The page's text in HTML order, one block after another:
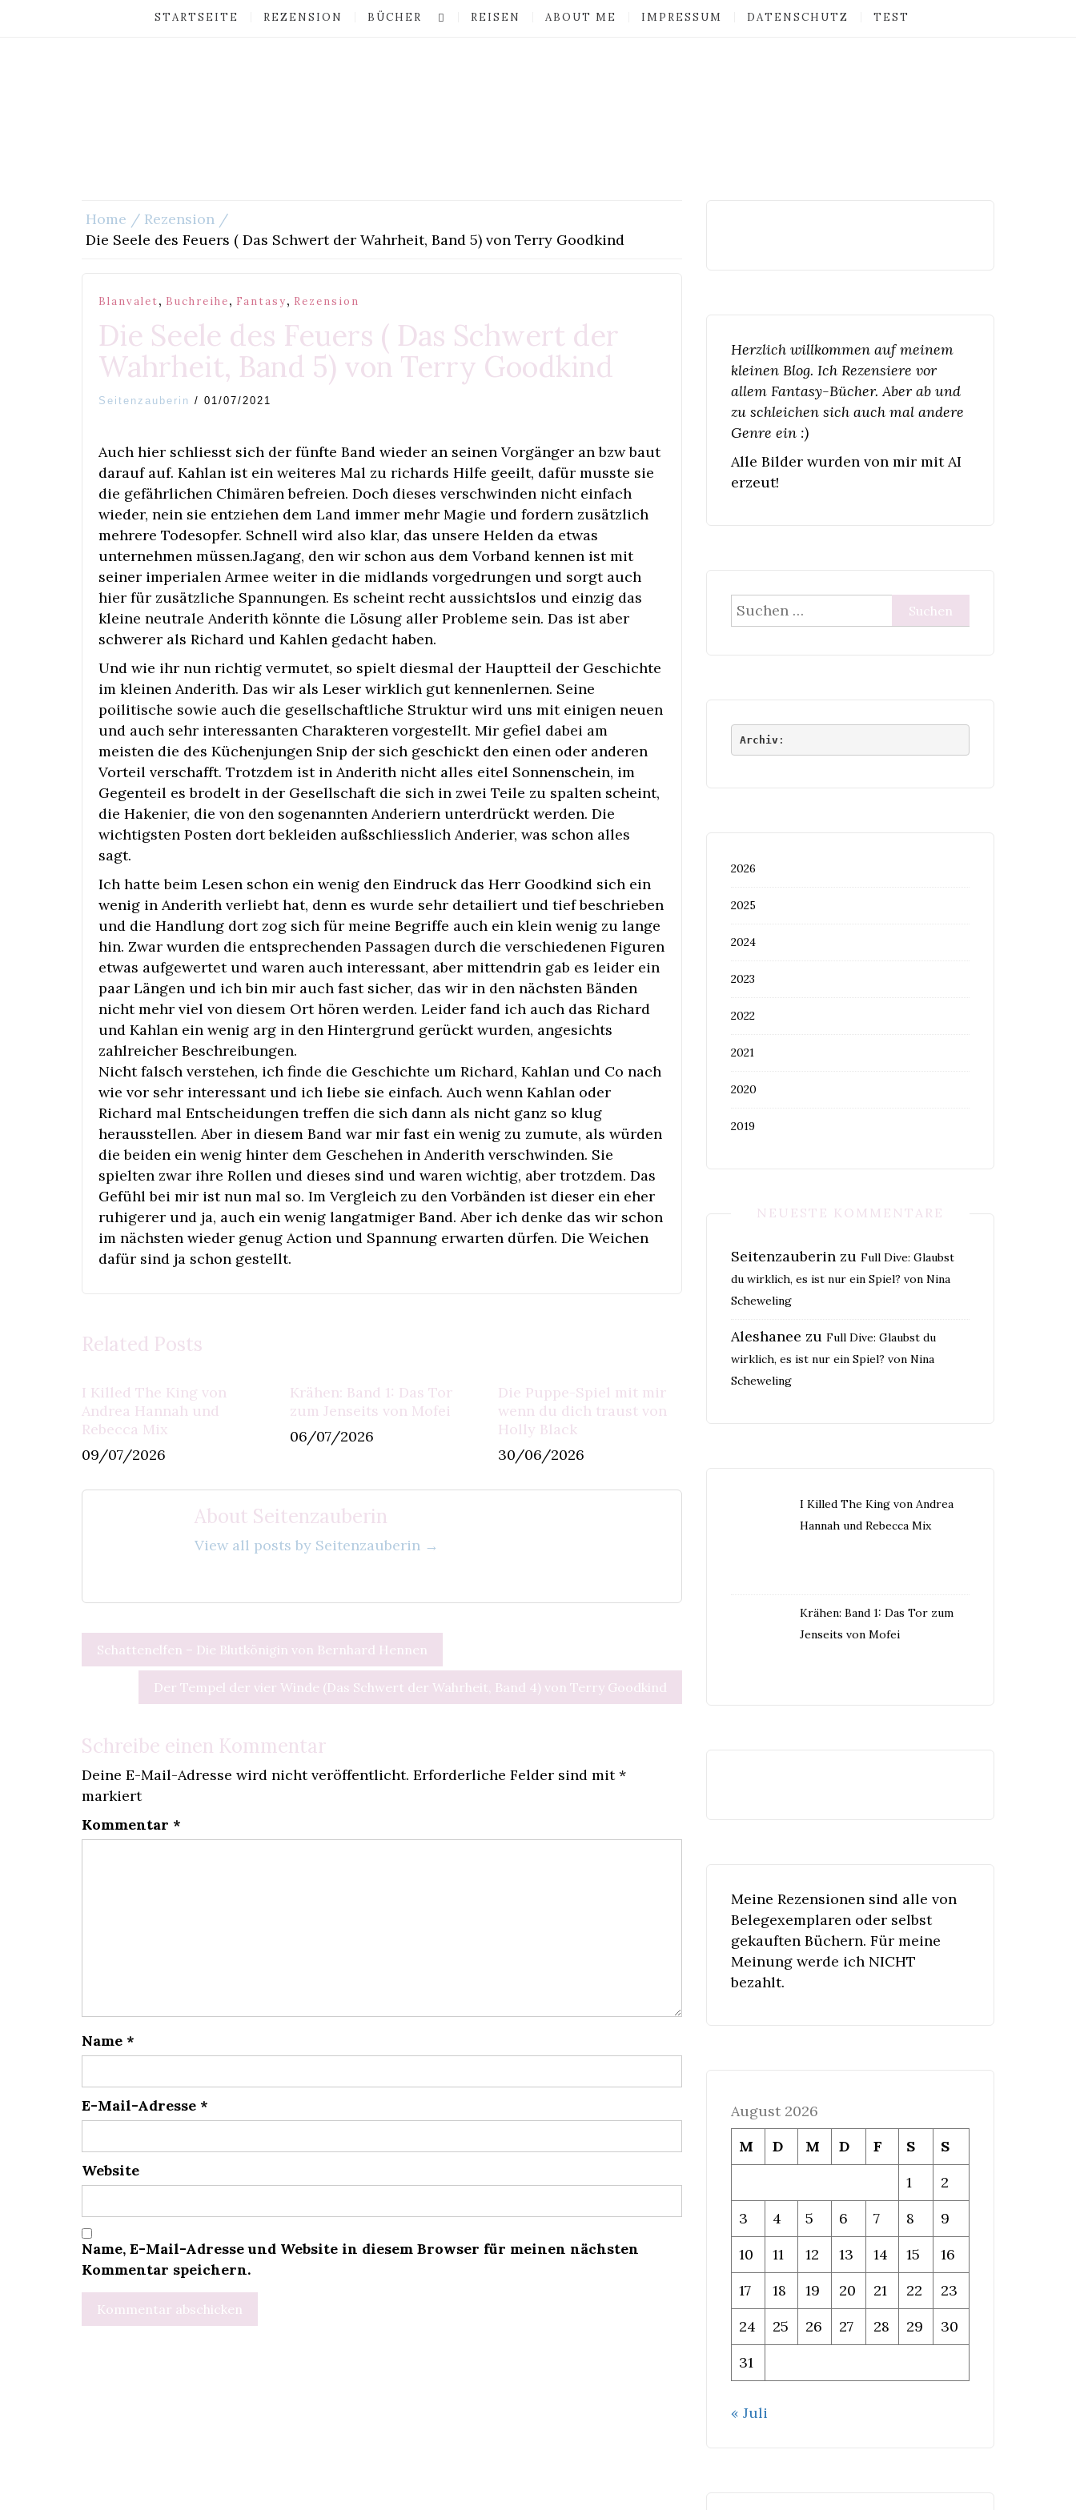
STARTSEITE REZENSION BÜCHER REISEN ABOUT ME IMPRESSUM DATENSCHUTZ TEST
Home
Rezension
Die Seele des Feuers ( Das Schwert der Wahrheit, Band 5) von Terry Goodkind
Blanvalet, Buchreihe, Fantasy, Rezension
Die Seele des Feuers ( Das Schwert der
Wahrheit, Band 5) von Terry Goodkind
Seitenzauberin / 01/07/2021
Auch hier schliesst sich der fünfte Band wieder an seinen Vorgänger an bzw baut
darauf auf. Kahlan ist ein weiteres Mal zu richards Hilfe geeilt, dafür musste sie
die gefährlichen Chimären befreien. Doch dieses verschwinden nicht einfach
wieder, nein sie entziehen dem Land immer mehr Magie und fordern zusätzlich
mehrere Todesopfer. Schnell wird also klar, das unsere Helden da etwas
unternehmen müssen.Jagang, den wir schon aus dem Vorband kennen ist mit
seiner imperialen Armee weiter in die midlands vorgedrungen und sorgt auch
hier für zusätzliche Spannungen. Es scheint recht aussichtslos und einzig das
kleine neutrale Anderith könnte die Lösung aller Probleme sein. Das ist aber
schwerer als Richard und Kahlen gedacht haben.
Und wie ihr nun richtig vermutet, so spielt diesmal der Hauptteil der Geschichte
im kleinen Anderith. Das wir als Leser wirklich gut kennenlernen. Seine
poilitische sowie auch die gesellschaftliche Struktur wird uns mit einigen neuen
und auch sehr interessanten Charakteren vorgestellt. Mir gefiel dabei am
meisten die des Küchenjungen Snip der sich geschickt den einen oder anderen
Vorteil verschafft. Trotzdem ist in Anderith nicht alles eitel Sonnenschein, im
Gegenteil es brodelt in der Gesellschaft die sich in zwei Teile zu spalten scheint,
die Hakenier, die von den sogenannten Anderiern unterdrückt werden. Die
wichtigsten Posten dort bekleiden außschliesslich Anderier, was schon alles
sagt.
Ich hatte beim Lesen schon ein wenig den Eindruck das Herr Goodkind sich ein
wenig in Anderith verliebt hat, denn es wurde sehr detailiert und tief beschrieben
und die Handlung dort zog sich für meine Begriffe auch ein klein wenig zu lange
hin. Zwar wurden die entsprechenden Passagen durch die verschiedenen Figuren
etwas aufgewertet und waren auch interessant, aber mittendrin gab es leider ein
paar Längen und ich bin mir auch fast sicher, das wir in den nächsten Bänden
nicht mehr viel von diesem Ort hören werden. Leider fand ich auch das Richard
und Kahlan ein wenig arg in den Hintergrund gerückt wurden, angesichts
zahlreicher Beschreibungen.
Nicht falsch verstehen, ich finde die Geschichte um Richard, Kahlan und Co nach
wie vor sehr interessant und ich liebe sie einfach. Auch wenn Kahlan oder
Richard mal Entscheidungen treffen die sich dann als nicht ganz so klug
herausstellen. Aber in diesem Band war mir fast ein wenig zu zumute, als würden
die beiden ein wenig hinter dem Geschehen in Anderith verschwinden. Sie
spielten zwar ihre Rollen und dieses sind und waren wichtig, aber trotzdem. Das
Gefühl bei mir ist nun mal so. Im Vergleich zu den Vorbänden ist dieser ein eher
ruhigerer und ja, auch ein wenig langatmiger Band. Aber ich denke das wir schon
im nächsten wieder genug Action und Spannung erwarten dürfen. Die Weichen
dafür sind ja schon gestellt.
Related Posts
I Killed The King von
Andrea Hannah und
Rebecca Mix
09/07/2026
Krähen: Band 1: Das Tor
zum Jenseits von Mofei
06/07/2026
Die Puppe-Spiel mit mir
wenn du dich traust von
Holly Black
30/06/2026
About Seitenzauberin
View all posts by Seitenzauberin →
Beitragsnavigation
Schattenelfen – Die Blutkönigin von Bernhard Hennen
Der Tempel der vier Winde (Das Schwert der Wahrheit, Band 4) von Terry Goodkind
Schreibe einen Kommentar
Deine E-Mail-Adresse wird nicht veröffentlicht. Erforderliche Felder sind mit*
markiert
Kommentar *
Name *
E-Mail-Adresse *
Website
Name, E-Mail-Adresse und Website in diesem Browser für meinen nächsten
Kommentar speichern.
Herzlich willkommen auf meinem
kleinen Blog. Ich Rezensiere vor
allem Fantasy-Bücher. Aber ab und
zu schleichen sich auch mal andere
Genre ein :)
Alle Bilder wurden von mir mit AI
erzeut!
Suchen
nach:
Archiv:
2026
2025
2024
2023
2022
2021
2020
2019
NEUESTE KOMMENTARE
Seitenzauberin zu Full Dive: Glaubst
du wirklich, es ist nur ein Spiel? von Nina
Scheweling
Aleshanee zu Full Dive: Glaubst du
wirklich, es ist nur ein Spiel? von Nina
Scheweling
I Killed The King von Andrea
Hannah und Rebecca Mix
Krähen: Band 1: Das Tor zum
Jenseits von Mofei
Meine Rezensionen sind alle von
Belegexemplaren oder selbst
gekauften Büchern. Für meine
Meinung werde ich NICHT
bezahlt.
August 2026
M
D M D F S
S
1
2
3
4 5 6 7 8
9
10
11 12 13 14 15
16
17
18 19 20 21 22
23
24
25 26 27 28 29
30
31
« Juli